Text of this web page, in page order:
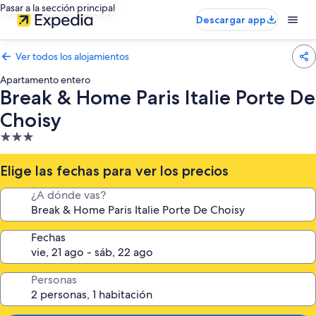
Pasar a la sección principal
Descargar app
Ver todos los alojamientos
Apartamento entero
Break & Home Paris Italie Porte De
Choisy
Alojamiento
de
3.0 estrellas
Elige las fechas para ver los precios
¿A dónde vas?
Fechas
Personas